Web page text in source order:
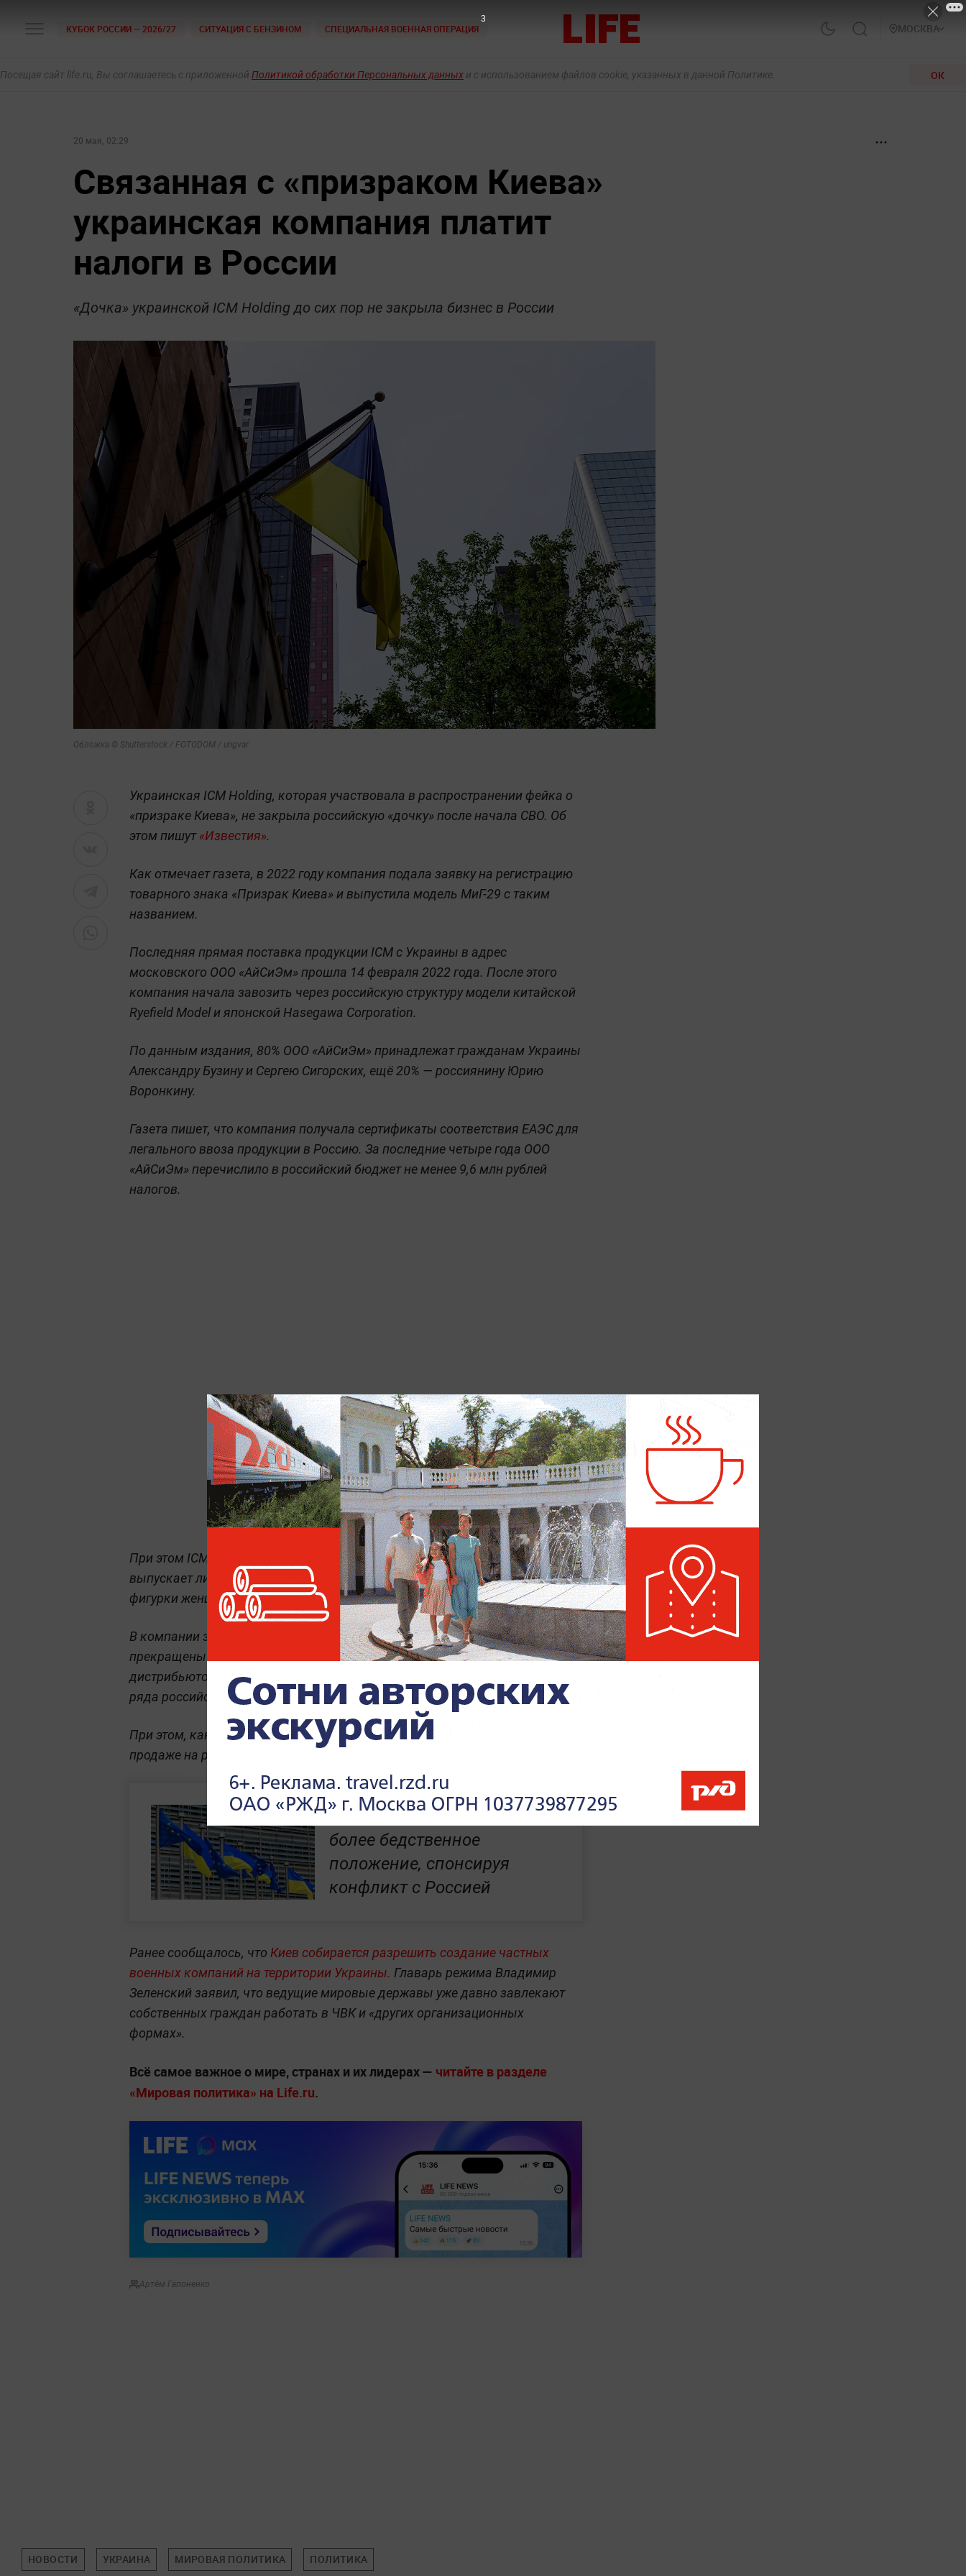
КУБОК РОССИИ — 2026/27 СИТУАЦИЯ С БЕНЗИНОМ СПЕЦИАЛЬНАЯ ВОЕННАЯ ОПЕРАЦИЯ МОСКВА
Посещая сайт life.ru, Вы соглашаетесь с приложенной Политикой обработки Персональных данных и с использованием файлов cookie, указанных в данной Политике. ОК
20 мая, 02:29
Связанная с «призраком Киева»
украинская компания платит
налоги в России
«Дочка» украинской ICM Holding до сих пор не закрыла бизнес в России
Обложка © Shutterstock / FOTODOM / ungvar
Украинская ICM Holding, которая участвовала в распространении фейка о
«призраке Киева», не закрыла российскую «дочку» после начала СВО. Об
этом пишут«Известия».
Как отмечает газета, в 2022 году компания подала заявку на регистрацию
товарного знака «Призрак Киева» и выпустила модель МиГ-29 с таким
названием.
Последняя прямая поставка продукции ICM с Украины в адрес
московского ООО «АйСиЭм» прошла 14 февраля 2022 года. После этого
компания начала завозить через российскую структуру модели китайской
Ryefield Model и японской Hasegawa Corporation.
По данным издания, 80% ООО «АйСиЭм» принадлежат гражданам Украины
Александру Бузину и Сергею Сигорских, ещё 20% — россиянину Юрию
Воронкину.
Газета пишет, что компания получала сертификаты соответствия ЕАЭС для
легального ввоза продукции в Россию. За последние четыре года ООО
«АйСиЭм» перечислило в российский бюджет не менее 9,6 млн рублей
налогов.
При этом ICM Holding на Украине продолжает уплачивать военный сбор и
выпускает линейку моделей с символикой «Храбрая Украина», включая
фигурки женщин-военнослужащих с FPV-дронами и БМП Marder.
В компании заявили «Известиям», что поставки моделей ICM в Россию
прекращены с 2022 года, а сейчас ООО «АйСиЭм» является
дистрибьютором японских брендов Hasegawa, Aoshima и Fujimi, а также
ряда российских производителей товаров для моделизма.
При этом, как отмечает газета, модели ICM до сих пор можно встретить в
продаже на российских сайтах.
ЕС загоняет Украину в ещё
более бедственное
положение, спонсируя
конфликт с Россией
Ранее сообщалось, что Киев собирается разрешить создание частных
военных компаний на территории Украины. Главарь режима Владимир
Зеленский заявил, что ведущие мировые державы уже давно завлекают
собственных граждан работать в ЧВК и «других организационных
формах».
Всё самое важное о мире, странах и их лидерах — читайте в разделе
«Мировая политика» на Life.ru.
Артём Гапоненко
НОВОСТИ УКРАИНА МИРОВАЯ ПОЛИТИКА ПОЛИТИКА
1